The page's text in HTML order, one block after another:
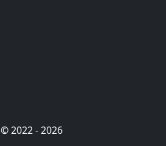
© 2022 - 2026